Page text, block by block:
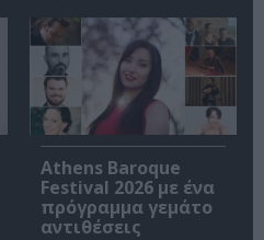
Athens Baroque
Festival 2026 με ένα
πρόγραμμα γεμάτο
αντιθέσεις